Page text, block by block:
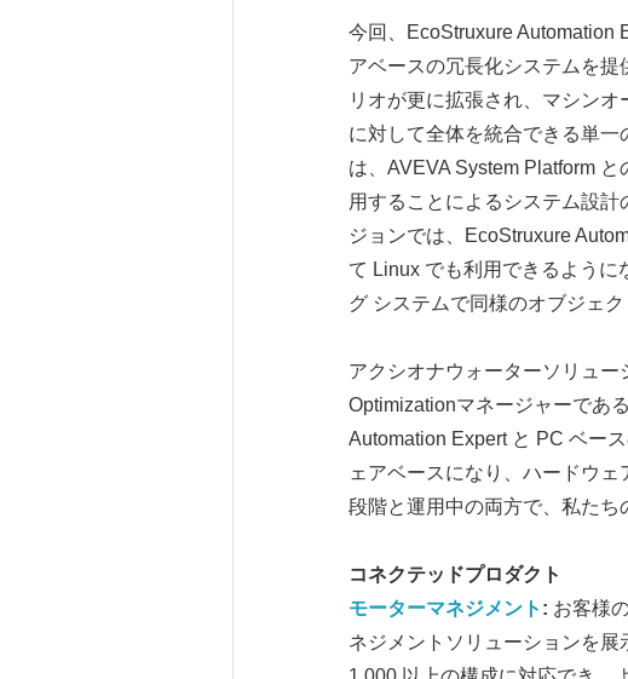
今回、EcoStruxure Automation
アベースの冗長化システムを
リオが更に拡張され、マシン
に対して全体を統合できる単
は、AVEVA System Platform
用することによるシステム設
ジョンでは、EcoStruxure
て Linux でも利用できるよう
グ システムで同様のオブジェ
アクシオナウォーターソリュ
Optimizationマネージャーであ
Automation Expert と PC ベー
ェアベースになり、ハードウ
段階と運用中の両方で、私たち
コネクテッドプロダクト
モーターマネジメント : お客様
ネジメントソリューションを